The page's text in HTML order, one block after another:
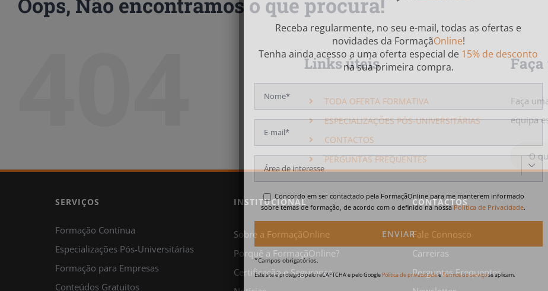
Links úteis
TODA OFERTA FORMATIVA
ESPECIALIZAÇÕES PÓS-UNIVERSITÁRIAS
CONTACTOS
PERGUNTAS FREQUENTES
Faça
equipa
SERVIÇOS
Formação Contínua
Especializações Pós-Universitárias
Formação para Empresas
Conteúdos Gratuitos
INSTITUCIONAL
Sobre a FormaçãOnline
Porquê a FormaçãOnline?
Certificação e Segurança
CONTACTOS
Fale Connosco
Carreiras
Perguntas Frequentes
Receba regularmente, no seu e-mail, todas as ofertas e
novidades da FormaçãOnline!
Tenha ainda acesso a uma oferta especial de 15% de desconto
na sua primeira compra.

Concordo em ser contactado pela FormaçãOnline para me manterem informado
sobre temas de formação, de acordo com o definido na nossaPolítica de Privacidade.
*Campos obrigatórios.
Este site é protegido pelo reCAPTCHA e pelo Google Política de privacidadeeTermos de serviçose aplicam.